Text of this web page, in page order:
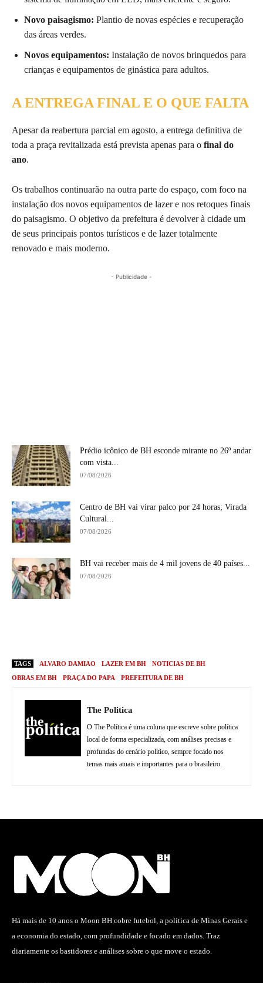
Novo paisagismo: Plantio de novas espécies e recuperação
das áreas verdes.
Novos equipamentos: Instalação de novos brinquedos para
crianças e equipamentos de ginástica para adultos.
A ENTREGA FINAL E O QUE FALTA
Apesar da reabertura parcial em agosto, a entrega definitiva de
toda a praça revitalizada está prevista apenas para o final do
ano.
Os trabalhos continuarão na outra parte do espaço, com foco na
instalação dos novos equipamentos de lazer e nos retoques finais
do paisagismo. O objetivo da prefeitura é devolver à cidade um
de seus principais pontos turísticos e de lazer totalmente
renovado e mais moderno.
- Publicidade -
Prédio icônico de BH esconde mirante no 26º andar
com vista...
07/08/2026
Centro de BH vai virar palco por 24 horas; Virada
Cultural...
07/08/2026
BH vai receber mais de 4 mil jovens de 40 países...
07/08/2026
TAGS ALVARO DAMIAO LAZER EM BH
NOTICIAS DE BH
OBRAS EM BH
PRAÇA DO PAPA PREFEITURA DE BH
The Politica
O The Política é uma coluna que escreve sobre política
local de forma especializada, com análises precisas e
profundas do cenário político, sempre focado nos
temas mais atuais e importantes para o brasileiro.
Há mais de 10 anos o Moon BH cobre futebol, a política de Minas Gerais e
a economia do estado, com profundidade e focado em dados. Traz
diariamente os bastidores e análises sobre o que move o estado.